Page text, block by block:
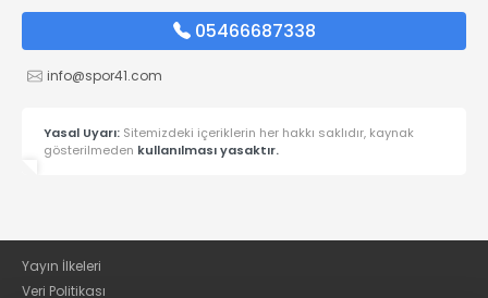
05466687338
info@spor41.com
Yasal Uyarı: Sitemizdeki içeriklerin her hakkı saklıdır, kaynak
gösterilmeden kullanılması yasaktır.
Yayın İlkeleri
Veri Politikası